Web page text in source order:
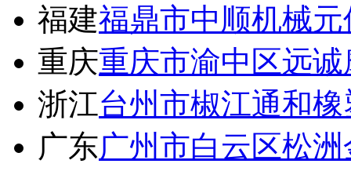
福建福鼎市中顺机械元
重庆重庆市渝中区远
浙江台州市椒江通和
广东广州市白云区松